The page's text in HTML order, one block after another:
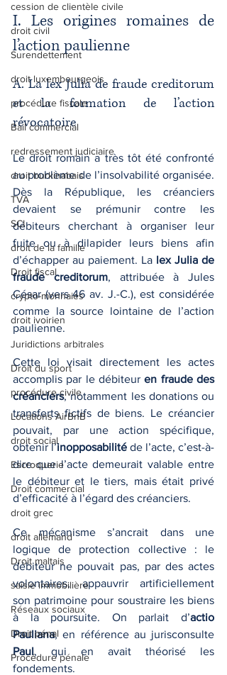
cession de clientèle civile
droit civil
Surendettement
droit luxembourgeois
procédure fiscale
Bail commercial
redressement judiciaire
droit burkinabais
TVA
SCI
droit de la famille
Droit fiscal
crypto-monnaies
droit ivoirien
Juridictions arbitrales
Droit du sport
procédure civile
Locations AirBnB
droit social
Escroquerie
Droit commercial
droit grec
droit allemand
Droit maltais
saisie immobilière
Réseaux sociaux
Droit pénal
Procédure pénale
I. Les origines romaines de
l’action paulienne
A. La lex Julia de fraude creditorum
et la formation de l’action
révocatoire
Le droit romain a très tôt été confronté
au problème de l’insolvabilité organisée.
Dès la République, les créanciers
devaient se prémunir contre les
débiteurs cherchant à organiser leur
fuite ou à dilapider leurs biens afin
d’échapper au paiement. La lex Julia de
fraude creditorum, attribuée à Jules
César (vers 46 av. J.-C.), est considérée
comme la source lointaine de l’action
paulienne.
Cette loi visait directement les actes
accomplis par le débiteur en fraude des
créanciers, notamment les donations ou
transferts fictifs de biens. Le créancier
pouvait, par une action spécifique,
obtenir l’inopposabilité de l’acte, c’est-à-
dire que l’acte demeurait valable entre
le débiteur et le tiers, mais était privé
d’efficacité à l’égard des créanciers.
Ce mécanisme s’ancrait dans une
logique de protection collective : le
débiteur ne pouvait pas, par des actes
volontaires, appauvrir artificiellement
son patrimoine pour soustraire les biens
à la poursuite. On parlait d’actio
Pauliana
Paul, qui en avait théorisé les
fondements.